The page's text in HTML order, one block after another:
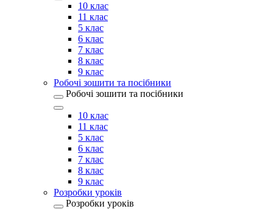
10 клас
11 клас
5 клас
6 клас
7 клас
8 клас
9 клас
Робочі зошити та посібники
Робочі зошити та посібники
10 клас
11 клас
5 клас
6 клас
7 клас
8 клас
9 клас
Розробки уроків
Розробки уроків